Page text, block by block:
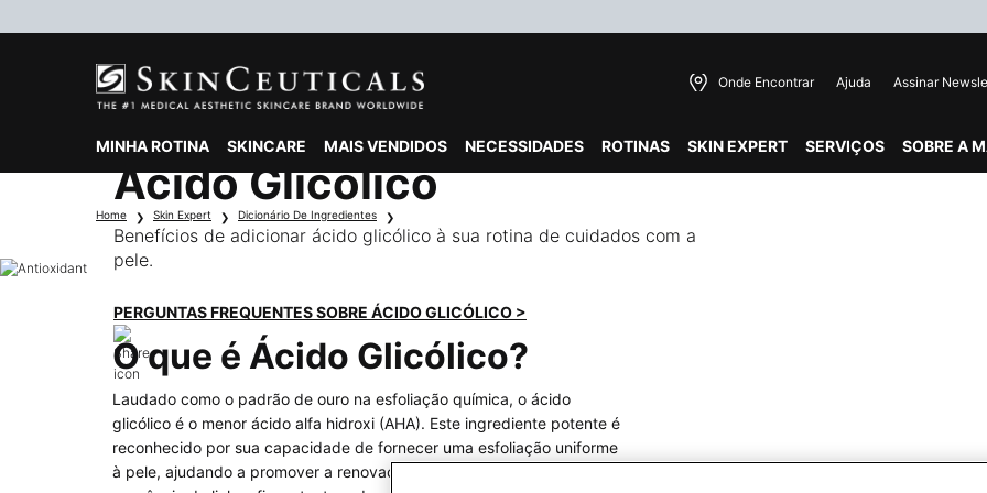
Onde Encontrar Ajuda Assinar
MINHA ROTINA SKINCARE MAIS VENDIDOS NECESSIDADES ROTINAS SKIN EXPERT SERVIÇOS SOBRE A
Home Skin Expert Dicionário De Ingredientes
Ácido Glicólico
Benefícios de adicionar ácido glicólico à sua rotina de cuidados com a
pele.
PERGUNTAS FREQUENTES SOBRE ÁCIDO GLICÓLICO >
O que é Ácido Glicólico?
Laudado como o padrão de ouro na esfoliação química, o ácido
glicólico é o menor ácido alfa hidroxi (AHA). Este ingrediente potente é
reconhecido por sua capacidade de fornecer uma esfoliação uniforme
à pele, ajudando a promover a renovação celular para melhoria na